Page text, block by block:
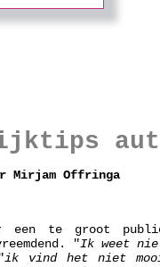
Mirjam Offringa
een te groot
"Ik weet
ik vind het niet